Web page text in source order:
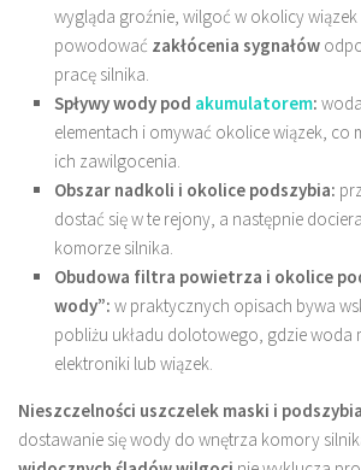
wygląda groźnie, wilgoć w okolicy wiązek
powodować zakłócenia sygnałów
pracę silnika.
Spływy wody pod akumulatorem:
elementach i omywać okolice wiązek, co
ich zawilgocenia.
Obszar nadkoli i okolice podszybia:
dostać się w te rejony, a następnie
komorze silnika.
Obudowa filtra powietrza i okolice
wody”: w praktycznych opisach bywa
pobliżu układu dolotowego, gdzie woda
elektroniki lub wiązek.
Nieszczelności uszczelek maski i podszybia
dostawanie się wody do wnętrza komory